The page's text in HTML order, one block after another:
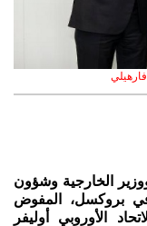
الخارجية وشؤون
في بروكسل، المفوض
الأوروبي أوليفر